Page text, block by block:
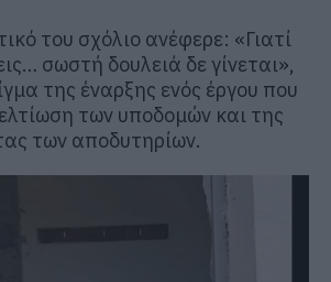
του σχόλιο ανέφερε: «Γιατί
σωστή δουλειά δε γίνεται»,
της έναρξης ενός έργου που
των υποδομών και της
των αποδυτηρίων.